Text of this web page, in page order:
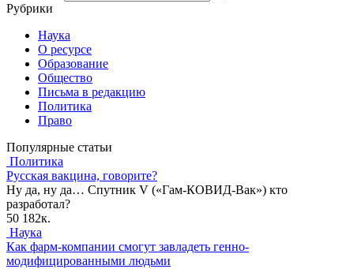
Рубрики
Наука
О ресурсе
Образование
Общество
Письма в редакцию
Политика
Право
Популярные статьи
Политика
Русская вакцина, говорите?
Ну да, ну да… Спутник V («Гам-КОВИД-Вак») кто
разработал?
50 182к.
Наука
Как фарм-компании смогут завладеть генно-
модифицированными людьми